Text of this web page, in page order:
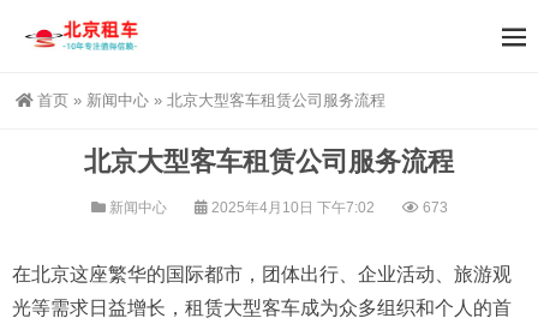
首页 » 新闻中心 » 北京大型客车租赁公司服务流程
北京大型客车租赁公司服务流程
新闻中心 2025年4月10日 下午7:02 673
​在北京这座繁华的国际都市，团体出行、企业活动、旅游观
光等需求日益增长，租赁大型客车成为众多组织和个人的首